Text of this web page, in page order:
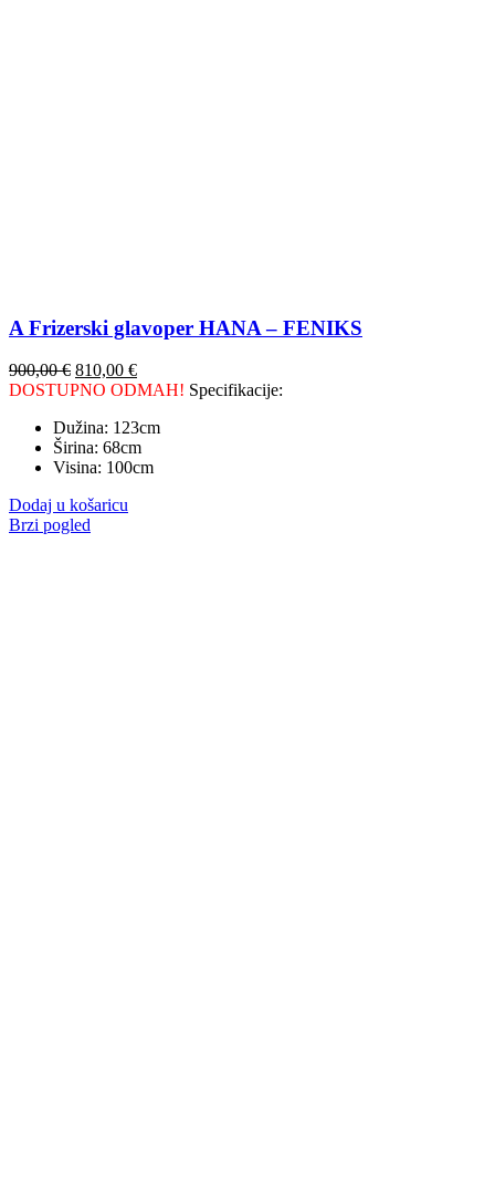
A Frizerski glavoper HANA – FENIKS
900,00€ 810,00 €
DOSTUPNO ODMAH! Specifikacije:
Dužina: 123cm
Širina: 68cm
Visina: 100cm
Dodaj u košaricu
Brzi pogled